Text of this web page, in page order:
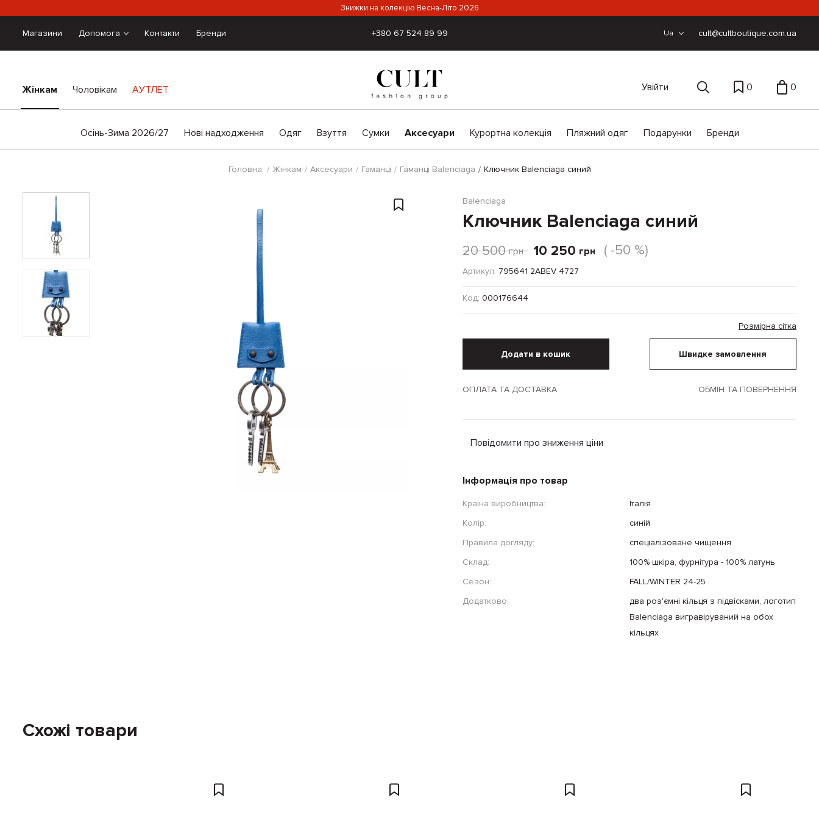
Знижки на колекцію Весна-Літо 2026
Магазини Допомога Контакти Бренди +380 67 524 89 99 Ua cult@cultboutique.com.ua
Жінкам
Осінь-Зима 2026/27 Нові надходження Одяг Взуття Сумки Аксесуари Курортна колекція Пляжний одяг Подарунки Бренди
Чоловікам АУТЛЕТ Увійти 0 0
Головна Жінкам Аксесуари Гаманці Гаманці Balenciaga Ключник Balenciaga синий
Balenciaga
Ключник Balenciaga синий
20 500 грн 10 250 грн ( -50 %)
Артикул: 795641 2ABEV 4727
Код: 000176644
Розмірна сітка
Додати в кошик Швидке замовлення
ОПЛАТА ТА ДОСТАВКА ОБМІН ТА ПОВЕРНЕННЯ
Повідомити про зниження ціни
Інформація про товар
Країна виробництва:
Італія
Колір:
синій
Правила догляду:
спеціалізоване чищення
Склад:
100% шкіра, фурнітура - 100% латунь
Сезон:
FALL/WINTER 24-25
Додатково:
два роз'ємні кільця з підвісками, логотип
Balenciaga вигравіруваний на обох
кільцях
Схожі товари